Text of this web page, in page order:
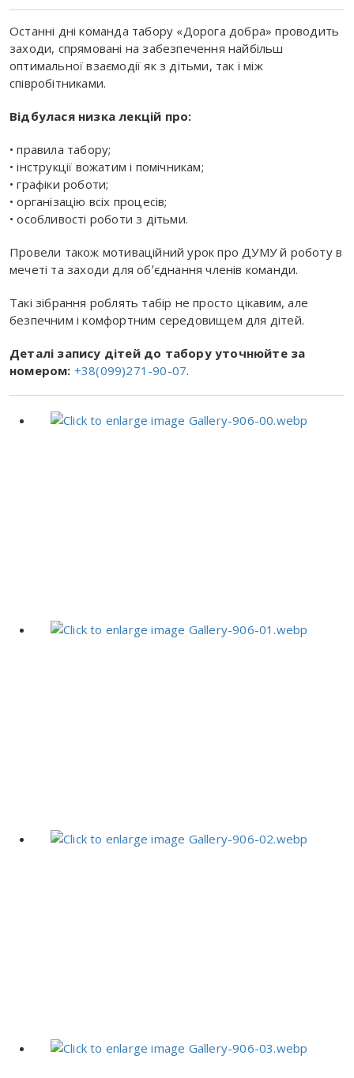
Останні дні команда табору «Дорога добра» проводить
заходи, спрямовані на забезпечення найбільш
оптимальної взаємодії як з дітьми, так і між
співробітниками.
Відбулася низка лекцій про:
• правила табору;
• інструкції вожатим і помічникам;
• графіки роботи;
• організацію всіх процесів;
• особливості роботи з дітьми.
Провели також мотиваційний урок про ДУМУ й роботу в
мечеті та заходи для обʼєднання членів команди.
Такі зібрання роблять табір не просто цікавим, але
безпечним і комфортним середовищем для дітей.
Деталі запису дітей до табору уточнюйте за
номером: +38(099)271-90-07.